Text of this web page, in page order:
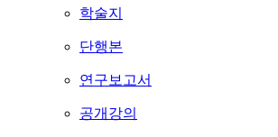
학술지
단행본
연구보고서
공개강의